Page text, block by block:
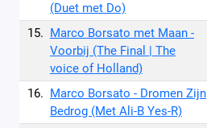
(Duet met Do)
15. Marco Borsato met Maan -
Voorbij (The Final | The
voice of Holland)
16. Marco Borsato - Dromen Zijn
Bedrog (Met Ali-B Yes-R)